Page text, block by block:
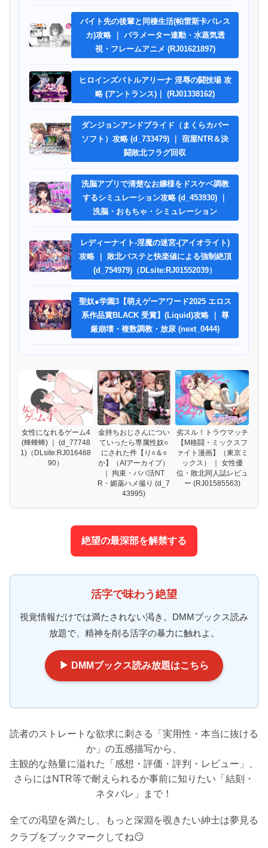
バイト先の後輩と同棲生活(帕雷斯卡パレス
カ)攻略 ｜ パラメーター連動・水蒸気透
視・フレームアニメ (RJ01621897)
ヒロインズバトルアリーナ 淫辱の闘技場 攻
略 (アントランス)｜ (RJ01338162)
ダンジョンアンドブライド（まくらカバー
ソフト）攻略 (d_733479) ｜ 宿屋NTR＆決
闘敗北フラグ回収
洗脳アプリで清楚なお嬢様をドスケベ調教
するシミュレーション攻略 (d_453930) ｜
洗脳・おもちゃ・シミュレーション
レディーナイト-淫魔の迷宮-(アイオライト)
攻略 ｜ 敗北バステと快楽値による強制絶頂
(d_754979)（DLsite:RJ01552039）
聖奴●学園3【萌えゲーアワード2025 エロス
系作品賞BLACK 受賞】(Liquid)攻略 ｜ 尊
厳崩壊・複数調教・放尿 (next_0444)
女性になれるゲーム4
(蜂蜂蜂) ｜ (d_77748
1)（DLsite:RJ016468
90）
金持ちおじさんについ
ていったら専属性奴○
にされた件【り○＆○
か】（AIアーカイブ）
｜ 拘束・パパ活NT
R・媚薬ハメ撮り (d_7
43995)
劣スル！トラウマッチ
【M格闘・ミックスフ
ァイト漫画】（東京ミ
ックス） ｜ 女性優
位・敗北同人誌レビュ
ー (RJ01585563)
絶望の最深部を解禁する
活字で味わう絶望
視覚情報だけでは満たされない渇き。DMMブックス読み
放題で、精神を削る活字の暴力に触れよ。
▶ DMMブックス読み放題はこちら
読者のストレートな欲求に刺さる「実用性・本当に抜ける
か」の五感描写から、
主観的な熱量に溢れた「感想・評価・評判・レビュー」、
さらにはNTR等で耐えられるか事前に知りたい「結刻・
ネタバレ」まで！
全ての渇望を満たし、もっと深淵を覗きたい紳士は夢見る
クラブをブックマークしてね😏